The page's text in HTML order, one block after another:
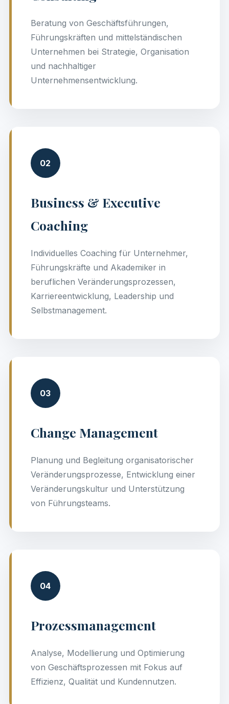
Beratung von Geschäftsführungen,
Führungskräften und mittelständischen
Unternehmen bei Strategie, Organisation
und nachhaltiger
Unternehmensentwicklung.
02
Business & Executive
Coaching
Individuelles Coaching für Unternehmer,
Führungskräfte und Akademiker in
beruflichen Veränderungsprozessen,
Karriereentwicklung, Leadership und
Selbstmanagement.
03
Change Management
Planung und Begleitung organisatorischer
Veränderungsprozesse, Entwicklung einer
Veränderungskultur und Unterstützung
von Führungsteams.
04
Prozessmanagement
Analyse, Modellierung und Optimierung
von Geschäftsprozessen mit Fokus auf
Effizienz, Qualität und Kundennutzen.